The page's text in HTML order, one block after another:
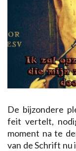
De bijzondere
feit vertelt,
moment na te
van de Schrift nu